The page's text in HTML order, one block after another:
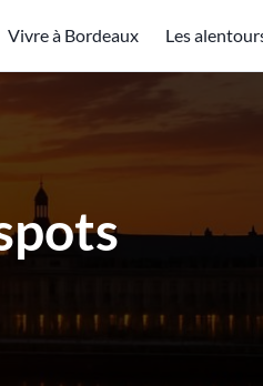
Vivre à Bordeaux Les